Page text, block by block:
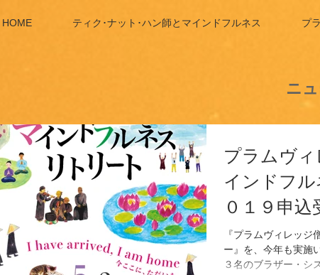
HOME ティク･ナット･ハン師とマインドフルネス プ
ニ
プラムヴ
インドフ
０１９申
『プラムヴィレッ
ー』を、今年も実施
３名のブラザー・シ